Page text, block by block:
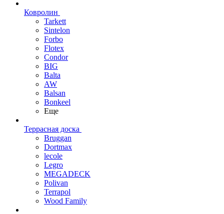
Ковролин
Tarkett
Sintelon
Forbo
Flotex
Condor
BIG
Balta
AW
Balsan
Bonkeel
Еще
Террасная доска
Bruggan
Dortmax
lecole
Legro
MEGADECK
Polivan
Terrapol
Wood Family